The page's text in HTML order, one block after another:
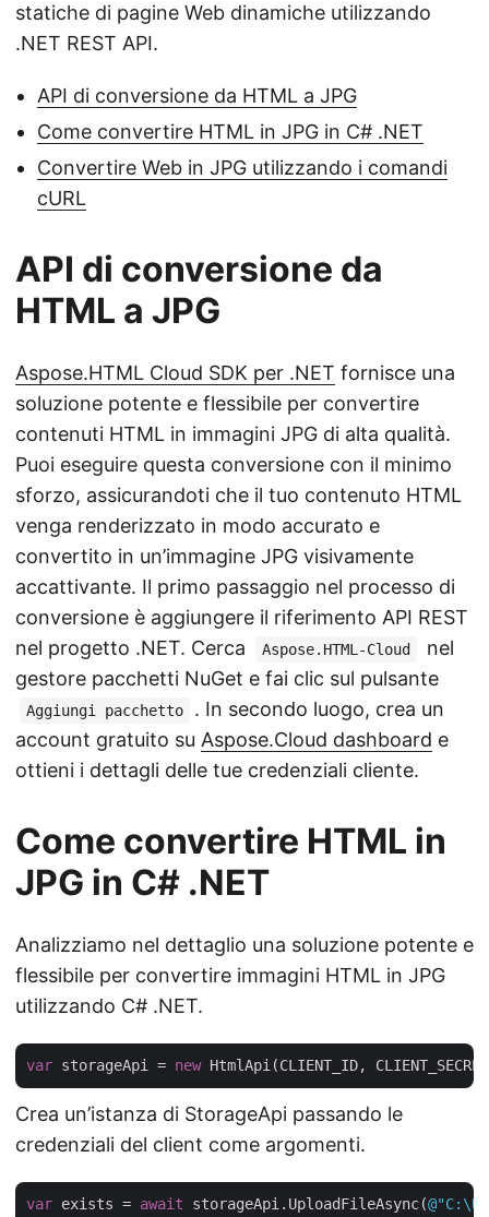
statiche di pagine Web dinamiche utilizzando
.NET REST API.
API di conversione da HTML a JPG
Come convertire HTML in JPG in C# .NET
Convertire Web in JPG utilizzando i comandi
cURL
API di conversione da
HTML a JPG
Aspose.HTML Cloud SDK per .NET fornisce una
soluzione potente e flessibile per convertire
contenuti HTML in immagini JPG di alta qualità.
Puoi eseguire questa conversione con il minimo
sforzo, assicurandoti che il tuo contenuto HTML
venga renderizzato in modo accurato e
convertito in un’immagine JPG visivamente
accattivante. Il primo passaggio nel processo di
conversione è aggiungere il riferimento API REST
nel progetto .NET. Cerca
Aspose.HTML-Cloud
nel
gestore pacchetti NuGet e fai clic sul pulsante
Aggiungi pacchetto
. In secondo luogo, crea un
account gratuito su Aspose.Cloud dashboard e
ottieni i dettagli delle tue credenziali cliente.
Come convertire HTML in
JPG in C# .NET
Analizziamo nel dettaglio una soluzione potente e
flessibile per convertire immagini HTML in JPG
utilizzando C# .NET.
var storageApi = new
Crea un’istanza di StorageApi passando le
credenziali del client come argomenti.
var exists = await storageApi.UploadFileAsync(